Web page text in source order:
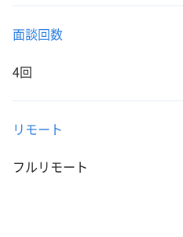
面談回数
4回
リモート
フルリモート